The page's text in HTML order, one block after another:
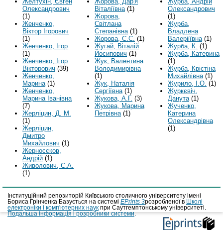
Олександрович
(1)
Женченко,
Віктор Ігорович
(1)
Женченко, Ігор
(1)
Женченко, Ігор
Вікторович (39)
Женченко,
Марина (1)
Женченко,
Марина Іванівна
(7)
Жерліцин, Д. М.
(1)
Жерліцин,
Дмитро
Михайлович (1)
Жерносєков,
Андрій (1)
Живолович, С.А.
(1)
Віталіївна (1)
Жорова,
Світлана
Степанівна (1)
Жорова, С.С. (1)
Жугай, Віталій
Йосипович (1)
Жук, Валентина
Володимирівна
(1)
Жук, Наталія
Сергіївна (1)
Жукова, А.Г. (3)
Жукова, Марина
Петрівна (1)
Олександрович
(1)
Журба,
Владлена
Валерііївна (1)
Журба, К. (1)
Журба, Катерина
(1)
Журба, Крістіна
Михайлівна (1)
Журило, І.О. (1)
Журкєвіч,
Данута (1)
Жученко,
Катерина
Олександрівна
(1)
Інституційний репозиторій Київського столичного університету імені
Бориса Грінченка Базується на системі EPrints 3розробленої в
Школі
електроніки і комп'ютерних наук при Саутгемптонському університеті.
Подальша інформація і розробники системи.